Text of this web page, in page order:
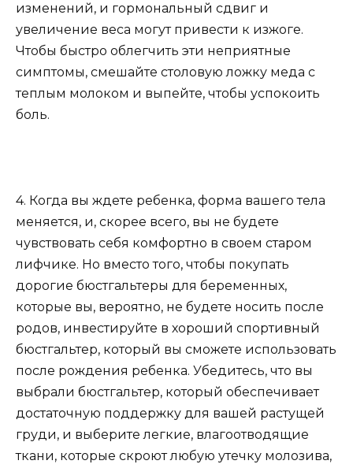
изменений, и гормональный сдвиг и
увеличение веса могут привести к изжоге.
Чтобы быстро облегчить эти неприятные
симптомы, смешайте столовую ложку меда с
теплым молоком и выпейте, чтобы успокоить
боль.
4. Когда вы ждете ребенка, форма вашего тела
меняется, и, скорее всего, вы не будете
чувствовать себя комфортно в своем старом
лифчике. Но вместо того, чтобы покупать
дорогие бюстгальтеры для беременных,
которые вы, вероятно, не будете носить после
родов, инвестируйте в хороший спортивный
бюстгальтер, который вы сможете использовать
после рождения ребенка. Убедитесь, что вы
выбрали бюстгальтер, который обеспечивает
достаточную поддержку для вашей растущей
груди, и выберите легкие, влагоотводящие
ткани, которые скроют любую утечку молозива,